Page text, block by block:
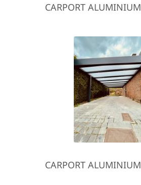
CARPORT ALUMINIUM
CARPORT ALUMINIUM